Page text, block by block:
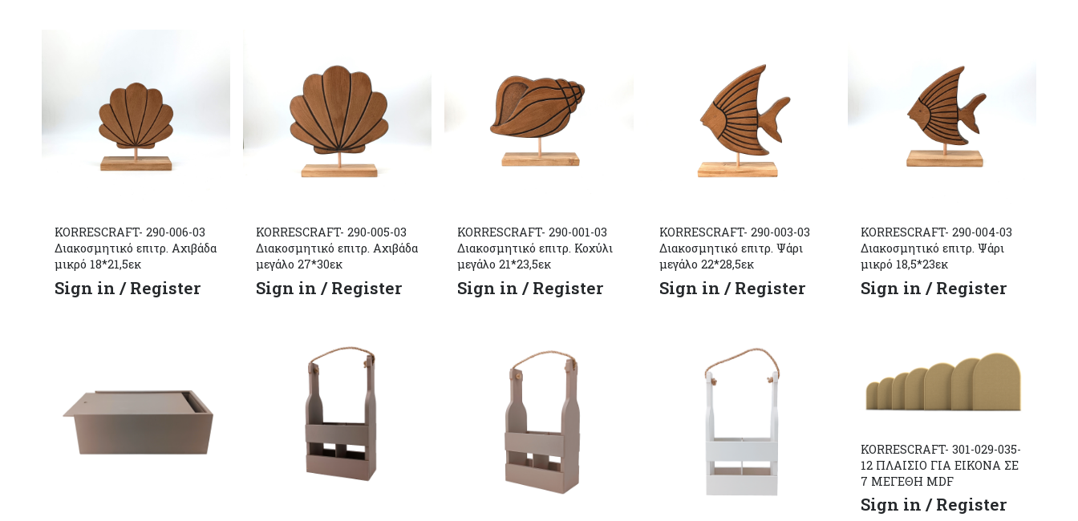
KORRESCRAFT- 290-006-03
Διακοσμητικό επιτρ. Αχιβάδα
μικρό 18*21,5εκ
Sign in / Register
KORRESCRAFT- 290-005-03
Διακοσμητικό επιτρ. Αχιβάδα
μεγάλο 27*30εκ
Sign in / Register
KORRESCRAFT- 290-001-03
Διακοσμητικό επιτρ. Κοχύλι
μεγάλο 21*23,5εκ
Sign in / Register
KORRESCRAFT- 290-003-03
Διακοσμητικό επιτρ. Ψάρι
μεγάλο 22*28,5εκ
Sign in / Register
KORRESCRAFT- 290-004-03
Διακοσμητικό επιτρ. Ψάρι
μικρό 18,5*23εκ
Sign in / Register
KORRESCRAFT- 301-029-035-
12 ΠΛΑΙΣΙΟ ΓΙΑ ΕΙΚΟΝΑ ΣΕ
7 ΜΕΓΕΘΗ MDF
Sign in / Register